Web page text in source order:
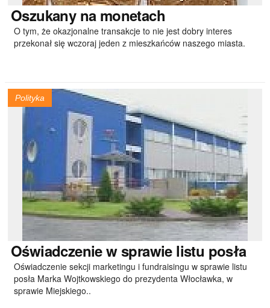
Oszukanyna monetach
O tym, że okazjonalne transakcje to nie jest dobry interes
przekonał się wczoraj jeden z mieszkańców naszego miasta.
Polityka
Oświadczeniew sprawie listu posła
Oświadczenie sekcji marketingu i fundraisingu w sprawie listu
posła Marka Wojtkowskiego do prezydenta Włocławka, w
sprawie Miejskiego..